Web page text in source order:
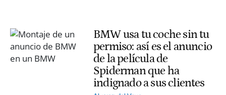
BMW usa tu coche sin tu
permiso: así es el anuncio
de la película de
Spiderman que ha
indignado a sus clientes